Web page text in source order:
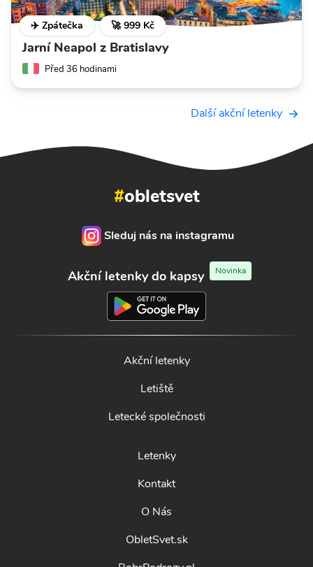
✈️ Zpátečka 🚀 999 Kč
Jarní Neapol z Bratislavy
Před 36 hodinami
Další akční letenky
#obletsvet
Sleduj nás na instagramu
Akční letenky do kapsy Novinka
Akční letenky
Letiště
Letecké společnosti
Letenky
Kontakt
O Nás
ObletSvet.sk